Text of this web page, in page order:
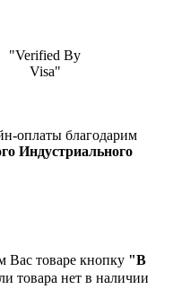
"Verified By
Visa"
оплаты благодарим
Индустриального
Вас товаре кнопку "В
товара нет в наличии